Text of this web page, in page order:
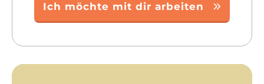
Ich möchte mit dir arbeiten